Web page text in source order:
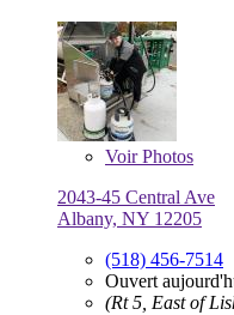
VoirPhotos
2043-45 Central Ave
Albany, NY 12205
(518) 456-7514
Ouvert
(Rt 5, East of